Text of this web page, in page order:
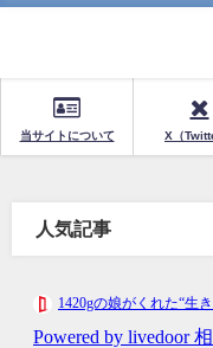
当サイトについて X（
人気記事